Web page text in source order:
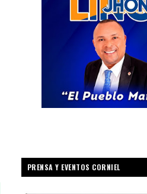
PRENSA Y EVENTOS CORNIEL